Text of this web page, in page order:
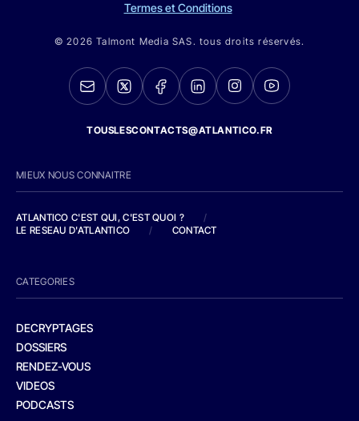
Termes et Conditions
© 2026 Talmont Media SAS. tous droits réservés.
TOUSLESCONTACTS@ATLANTICO.FR
MIEUX NOUS CONNAITRE
ATLANTICO C'EST QUI, C'EST QUOI ?
/
LE RESEAU D'ATLANTICO
/ CONTACT
CATEGORIES
DECRYPTAGES
DOSSIERS
RENDEZ-VOUS
VIDEOS
PODCASTS